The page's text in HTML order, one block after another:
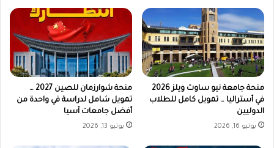
منحة جامعة نيو ساوث ويلز 2026
في أستراليا … تمويل كامل للطلاب
الدوليين
يونيو 16, 2026
منحة شوارزمان للصين 2027 …
تمويل شامل لدراسة في واحدة من
أفضل جامعات آسيا
يونيو 13, 2026